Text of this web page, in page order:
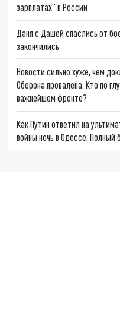
зарплатах" в России
Даня с Дашей спаслись от
закончились
Новости сильно хуже, чем
Оборона провалена. Кто по
важнейшем фронте?
Как Путин ответил на
войны ночь в Одессе. Полный